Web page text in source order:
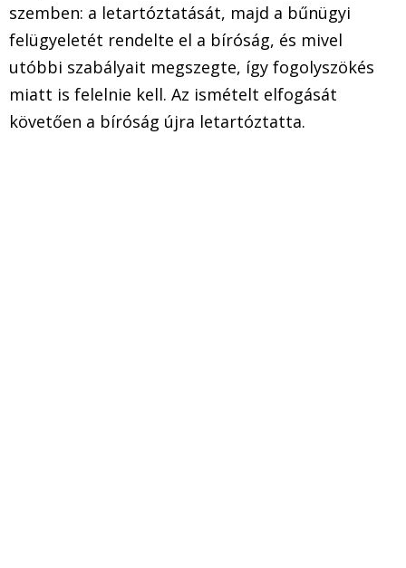
szemben: a letartóztatását, majd a bűnügyi
felügyeletét rendelte el a bíróság, és mivel
utóbbi szabályait megszegte, így fogolyszökés
miatt is felelnie kell. Az ismételt elfogását
követően a bíróság újra letartóztatta.